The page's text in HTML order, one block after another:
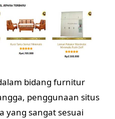
bidang furnitur
penggunaan situs
yang sangat sesuai